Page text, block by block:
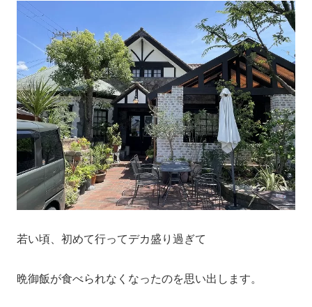
若い頃、初めて行ってデカ盛り過ぎて
晩御飯が食べられなくなったのを思い出します。